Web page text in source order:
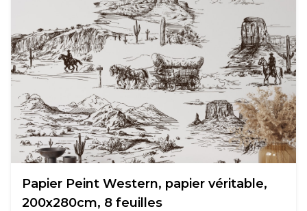
Papier Peint Western, papier véritable,
200x280cm, 8 feuilles